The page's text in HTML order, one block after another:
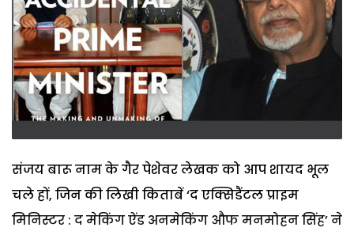
संजय बारू नाम के गैर पेशेवर लेखक को आप शायद भूल
चले हों, जिन की लिखी किताबें ‘द एक्सिडैंटल प्राइम
मिनिस्टर : द मेकिंग ऐंड अनमेकिंग औफ मनमोहन सिंह’ ने